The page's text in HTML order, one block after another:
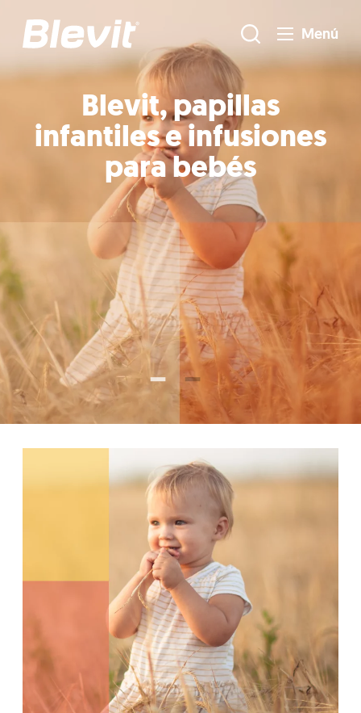
Menú
Blevit, papillas
infantiles e infusiones
para bebés